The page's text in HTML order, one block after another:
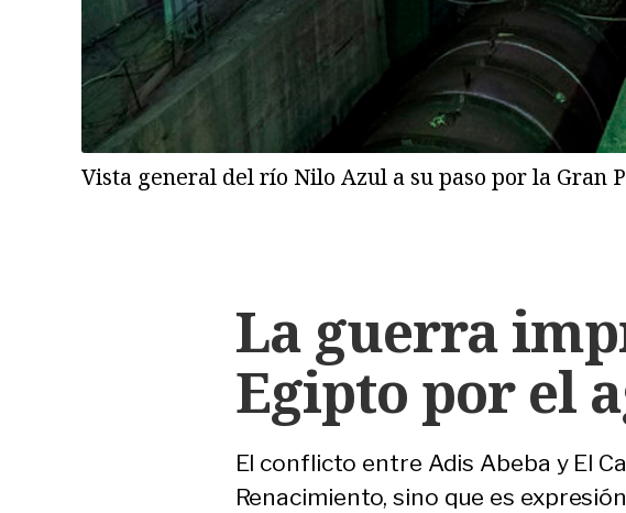
Vista general del río Nilo Azul a su paso por la Gran
La guerra
Egipto por el
El conflicto entre Adis Abeba y El
Renacimiento, sino que es